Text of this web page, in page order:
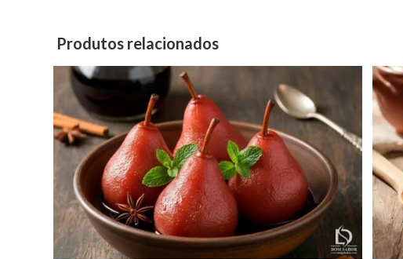
Produtos relacionados